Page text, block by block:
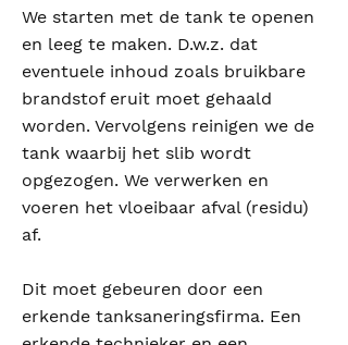
We starten met de tank te openen
en leeg te maken. D.w.z. dat
eventuele inhoud zoals bruikbare
brandstof eruit moet gehaald
worden. Vervolgens reinigen we de
tank waarbij het slib wordt
opgezogen. We verwerken en
voeren het vloeibaar afval (residu)
af.
Dit moet gebeuren door een
erkende tanksaneringsfirma. Een